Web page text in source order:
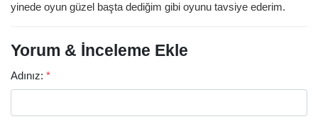
yinede oyun güzel başta dediğim gibi oyunu tavsiye ederim.
Yorum & İnceleme Ekle
Adınız: *